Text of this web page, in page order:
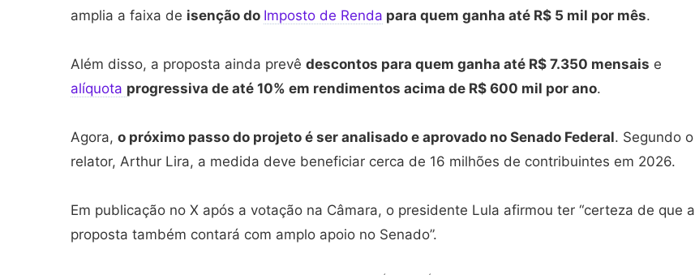
amplia a faixa de isenção do Imposto de Renda para quem ganha até R$ 5 mil por mês.
Além disso, a proposta ainda prevê descontos para quem ganha até R$ 7.350 mensais e
alíquota progressiva de até 10% em rendimentos acima de R$ 600 mil por ano.
Agora, o próximo passo do projeto é ser analisado e aprovado no Senado Federal. Segundo o
relator, Arthur Lira, a medida deve beneficiar cerca de 16 milhões de contribuintes em 2026.
Em publicação no X após a votação na Câmara, o presidente Lula afirmou ter “certeza de que a
proposta também contará com amplo apoio no Senado”.